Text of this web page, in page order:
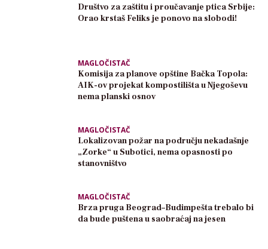
Društvo za zaštitu i proučavanje ptica Srbije:
Orao krstaš Feliks je ponovo na slobodi!
MAGLOČISTAČ
Komisija za planove opštine Bačka Topola:
AIK-ov projekat kompostilišta u Njegoševu
nema planski osnov
MAGLOČISTAČ
Lokalizovan požar na području nekadašnje
„Zorke“ u Subotici, nema opasnosti po
stanovništvo
MAGLOČISTAČ
Brza pruga Beograd–Budimpešta trebalo bi
da bude puštena u saobraćaj na jesen